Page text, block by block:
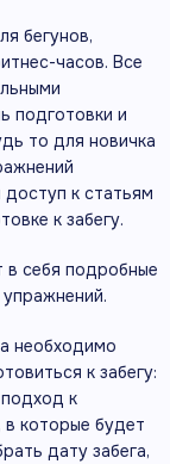
бегунов,
часов. Все
подготовки и
то для новичка
к статьям
к забегу.
в себя подробные
необходимо
к забегу:
к
которые будет
дату забега,